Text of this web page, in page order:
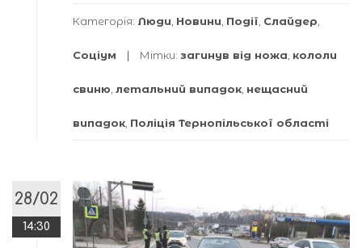
Категорія: Люди, Новини, Події, Слайдер,
Соціум Мітки: загинув від ножа, кололи
свиню, летальний випадок, нещасний
випадок, Поліція Тернопільської області
28/02
14:30